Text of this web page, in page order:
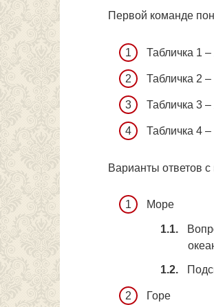
Первой команде
Табличка 1
Табличка 2
Табличка 3
Табличка 4
Варианты ответов
Море
Горе